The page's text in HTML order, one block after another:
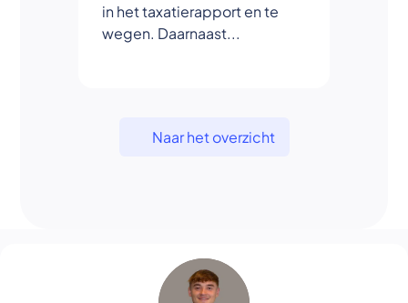
in het taxatierapport en te
wegen. Daarnaast...
Naar het overzicht